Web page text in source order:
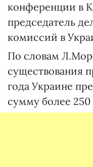
конференции в
председатель
комиссий в
По словам
существования
года Украине
сумму более